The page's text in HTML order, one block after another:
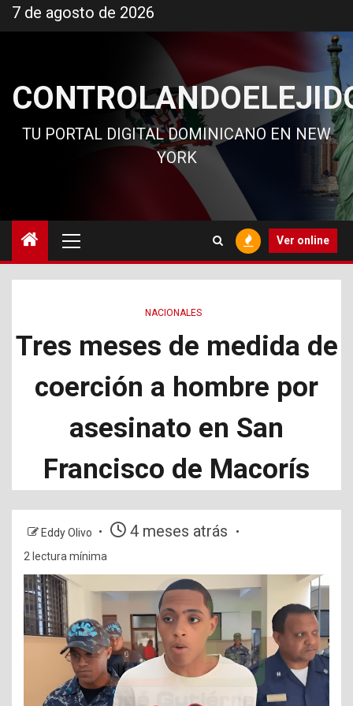
al
7 de agosto de 2026
TU PORTAL DIGITAL DOMINICANO EN NEW
YORK
principal
Ver online
NACIONALES
Tres meses de medida de
coerción a hombre por
asesinato en San
Francisco de Macorís
Eddy Olivo 4 meses atrás
2 lectura mínima